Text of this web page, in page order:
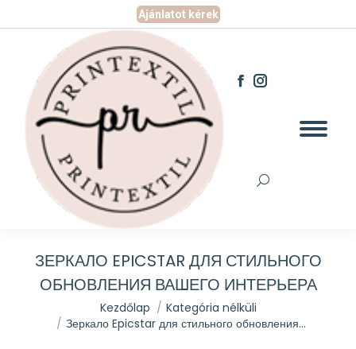
Ajánlatot kérek
Facebook
window
Instagram
window
Search:
ЗЕРКАЛО EPICSTAR ДЛЯ СТИЛЬНОГО
ОБНОВЛЕНИЯ ВАШЕГО ИНТЕРЬЕРА
You are here:Kezdőlap
Kategória nélküli
Зеркало Epicstar для стильного обновления…